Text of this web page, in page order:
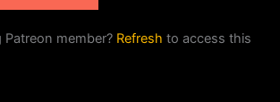
member? Refresh to access this